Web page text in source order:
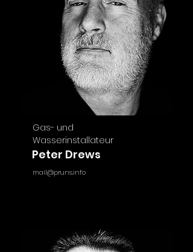
Gas- und
Wasserinstallateur
Peter Drews
mail@pruns.info